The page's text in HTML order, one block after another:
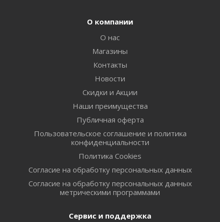
О компании
О нас
Магазины
Контакты
Новости
Скидки и Акции
Наши преимущества
Публичная оферта
Пользовательское соглашение и политика
конфиденциальности
Политика Cookies
Согласие на обработку персональных данных
Согласие на обработку персональных данных
метрическими программами
Сервис и поддержка